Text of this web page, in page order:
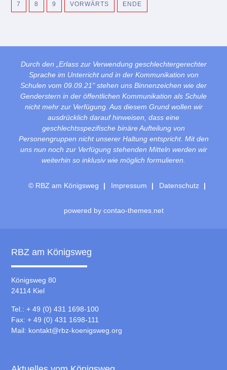
7 8 9 VORWÄRTS ENDE
Durch den „Erlass zur Verwendung geschlechtergerechter
Sprache im Unterricht und in der Kommunikation von
Schulen vom 09.09.21" stehen uns Binnenzeichen wie der
Genderstern in der öffentlichen Kommunikation als Schule
nicht mehr zur Verfügung. Aus diesem Grund wollen wir
ausdrücklich darauf hinweisen, dass eine
geschlechtsspezifische binäre Aufteilung von
Personengruppen nicht unserer Haltung entspricht. Mit den
uns nun noch zur Verfügung stehenden Mitteln werden wir
weiterhin so inklusiv wie möglich formulieren.
© RBZ am Königsweg Impressum Datenschutz
powered by contao-themes.net
RBZ am Königsweg
Königsweg 80
24114 Kiel
Tel.: + 49 (0) 431 1698-100
Fax: + 49 (0) 431 1698-111
Mail: kontakt@rbz-koenigsweg.org